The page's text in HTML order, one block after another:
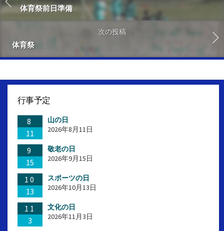
体育祭前日準備
次の投稿
体育祭
行事予定
8
11
山の日
2026年8月11日
9
15
敬老の日
2026年9月15日
10
13
スポーツの日
2026年10月13日
11
3
文化の日
2026年11月3日